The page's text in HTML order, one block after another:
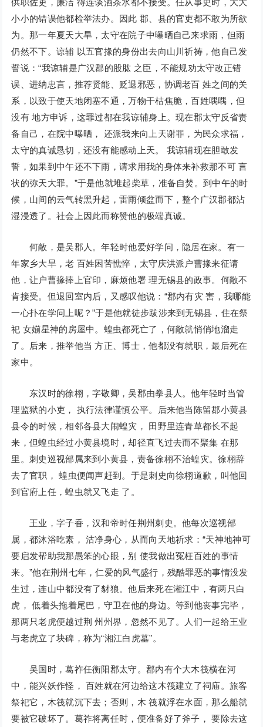
供职佐吏，廉洁 得连谈酒茶水都不接受。任从事史时，大大
小小的错误他都检举法办。因此 郡、县的官吏都不敢为所欲
为。那一年夏天大旱，太守在院子中曝晒自己来求雨，但雨
仍然不下。谅辅 以五官掾的身份出去向山川祈祷，他自己发
誓说：“我谅辅是广汉郡的股肱 之臣，不能规劝太守改正错
误、进纳忠言，推荐贤能、贬退邪恶，协调老百 姓之间的关
系，以致于使天地闭塞不通，万物干枯焦脆，百姓喁喁，但
没有 地方申诉，这罪过都在我谅辅身上。现在郡太守反省责
备自己，在院中曝晒， 还派我来向上天谢罪，为民众求福，
太守的真诚恳切，还没有能感动上天。 我谅辅现在胆敢发
誓，如果到中午还不下雨，请求用我的身体来补救那不可 言
状的弥天大罪。”于是他就堆起柴草，准备自焚。到中午的时
候，山间的云气转黑升起，雷雨倾盆而下，整个广汉郡都沾
湿浸透了。社会上因此而称赞他的极端真诚。
何敞，是吴郡人。年轻时他爱好学问，隐居在家。有一
年家乡大旱，老 百姓困苦憔悴，太守庆洪派户曹掾来征请
他，让户曹掾捧上官印，麻烦他署 理无锡县的政事。何敞不
肯接受。但退回室内后，又感叹他说：“郡内有灾 害，我哪能
一心扑在学问上呢？”于是他就徒步跋涉来到无锡县，住在祭
祀 女媊星神的房屋中。蝗虫都死亡了，何敞就悄俏地溜走
了。后来，推举他当 方正、博士，他都没有就职，最后死在
家中。
东汉时的徐栩，字敬卿，吴郡由拳县人。他年轻时当管
理监狱的小吏， 执行法律谨慎公平。后来他当陈留郡小黄县
县令的时候，相邻各县大闹蝗灾， 田野里连青草都长不起
来，但蝗虫经过小黄县境时，却径直飞过去而不聚集 在那
里。刺史巡视部属来到小黄县，责备徐栩不治蝗灾。徐栩辞
去了官职， 蝗虫便闻声赶到。于是刺史向徐栩道歉，叫他回
到官府上任，蝗虫就又飞走 了。
王业，字子香，汉和帝时任荆州刺史。他每次巡视部
属，都沐浴吃素， 沽净身心，从而向天地祈求：“天神地神可
要启发帮助我那愚笨的心眼，别 使我做出冤枉百姓的事情
来。”他在荆州七年，仁爱的风气盛行，残酷罪恶的事情没发
生过，连山中都没有了豺狼。他后来死在湘江中，有两只白
虎， 低着头拖着尾巴，守卫在他的身边。等到他丧事完毕，
那两只老虎便越过荆 州州界，忽然不见了。人们一起给王业
与老虎立了块碑，称为“湘江白虎墓”。
吴国时，葛祚任衡阳郡太守。郡内有个大木筏横在河
中，能兴妖作怪， 百姓就在河边给这木筏建立了祠庙。旅客
祭祀它，木筏就沉下去；否则，木 筏就浮在水面，那么船就
要被它破坏了。葛祚将离任时，便准备好了斧子， 要除去这